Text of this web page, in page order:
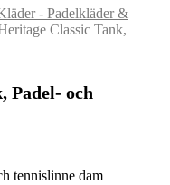
- Padelkläder &
Classic Tank,
Padel- och
tennislinne dam